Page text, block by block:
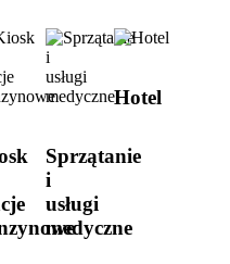
Sprzątanie
i
usługi
medyczne
Hotel